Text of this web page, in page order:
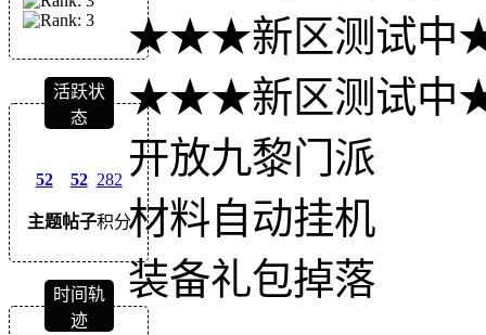
活跃状
态
52
主题
52
帖子
282
积分
时间轨
迹
★★★新区测试
★★★新区测试
开放九黎门派
材料自动挂机
装备礼包掉落